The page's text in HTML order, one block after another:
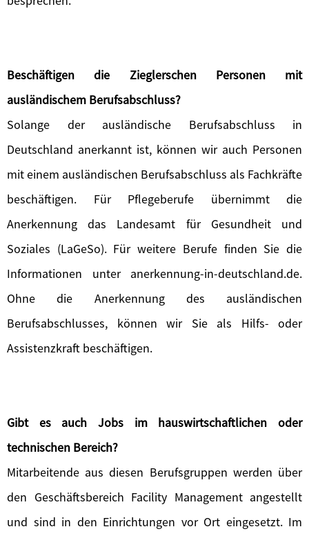
Beschäftigen die Zieglerschen Personen mit
ausländischem Berufsabschluss?
Solange der ausländische Berufsabschluss in
Deutschland anerkannt ist, können wir auch Personen
mit einem ausländischen Berufsabschluss als Fachkräfte
beschäftigen. Für Pflegeberufe übernimmt die
Anerkennung das Landesamt für Gesundheit und
Soziales (LaGeSo). Für weitere Berufe finden Sie die
Informationen unter anerkennung-in-deutschland.de.
Ohne die Anerkennung des ausländischen
Berufsabschlusses, können wir Sie als Hilfs- oder
Assistenzkraft beschäftigen.
Gibt es auch Jobs im hauswirtschaftlichen oder
technischen Bereich?
Mitarbeitende aus diesen Berufsgruppen werden über
den Geschäftsbereich Facility Management angestellt
und sind in den Einrichtungen vor Ort eingesetzt. Im